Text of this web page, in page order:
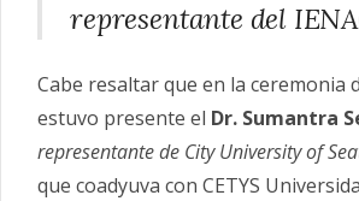
representante del
Cabe resaltar que en la ceremonia
estuvo presente el Dr. Sumantra
representante de City University of
que coadyuva con CETYS